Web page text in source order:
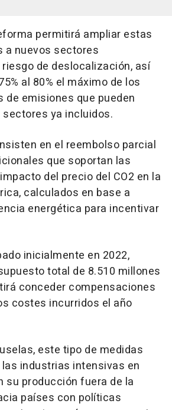
permitirá ampliar estas
a nuevos sectores
de deslocalización, así
al 80% el máximo de los
emisiones que pueden
ya incluidos.
en el reembolso parcial
que soportan las
del precio del CO2 en la
calculados en base a
energética para incentivar
inicialmente en 2022,
total de 8.510 millones
conceder compensaciones
costes incurridos el año
este tipo de medidas
industrias intensivas en
su producción fuera de la
países con políticas